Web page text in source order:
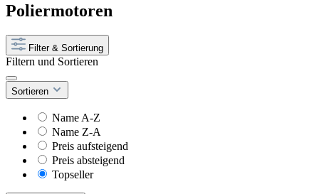
Poliermotoren
Filter & Sortierung
Filtern und Sortieren
Sortieren
Name A-Z
Name Z-A
Preis aufsteigend
Preis absteigend
Topseller